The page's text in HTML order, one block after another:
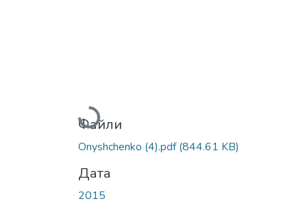
Вантажиться...
Файли
Onyshchenko (4).pdf(844.61 KB)
Дата
2015